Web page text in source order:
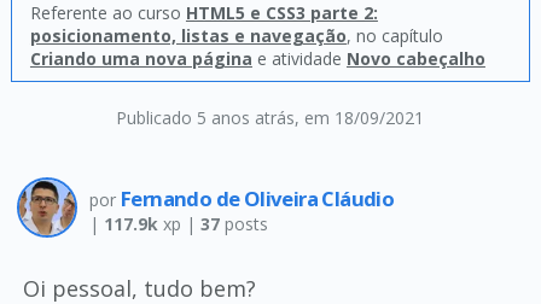
Publicado 5 anos atrás, em 18/09/2021
Referente ao curso HTML5 e CSS3 parte 2:
posicionamento, listas e navegação, no capítulo
Criando uma nova página e atividade Novo cabeçalho
por Fernando de Oliveira Cláudio
| 117.9kxp | 37posts
Oi pessoal, tudo bem?